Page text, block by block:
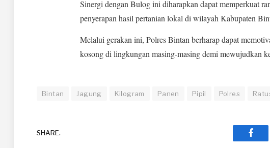
Sinergi dengan Bulog ini diharapkan dapat memperkuat
penyerapan hasil pertanian lokal di wilayah Kabupaten
Melalui gerakan ini, Polres Bintan berharap dapat
kosong di lingkungan masing-masing demi mewujudkan
Bintan Jagung Kilogram Panen Pipil Polres
SHARE.